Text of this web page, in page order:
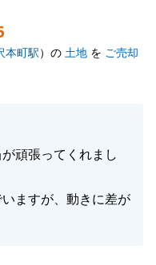
本町駅）の 土地 を ご売却
頑張ってくれまし
ますが、動きに差が